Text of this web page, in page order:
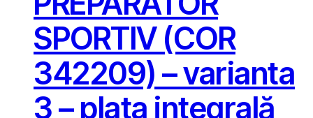
SPORTIV (COR
342209) – varianta
3 – plata integrală